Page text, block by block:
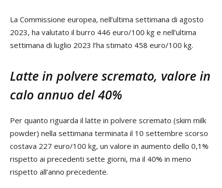
La Commissione europea, nell’ultima settimana di agosto
2023, ha valutato il burro 446 euro/100 kg e nell’ultima
settimana di luglio 2023 l’ha stimato 458 euro/100 kg.
Latte in polvere scremato, valore in
calo annuo del 40%
Per quanto riguarda il latte in polvere scremato (skim milk
powder) nella settimana terminata il 10 settembre scorso
costava 227 euro/100 kg, un valore in aumento dello 0,1%
rispetto ai precedenti sette giorni, ma il 40% in meno
rispetto all’anno precedente.